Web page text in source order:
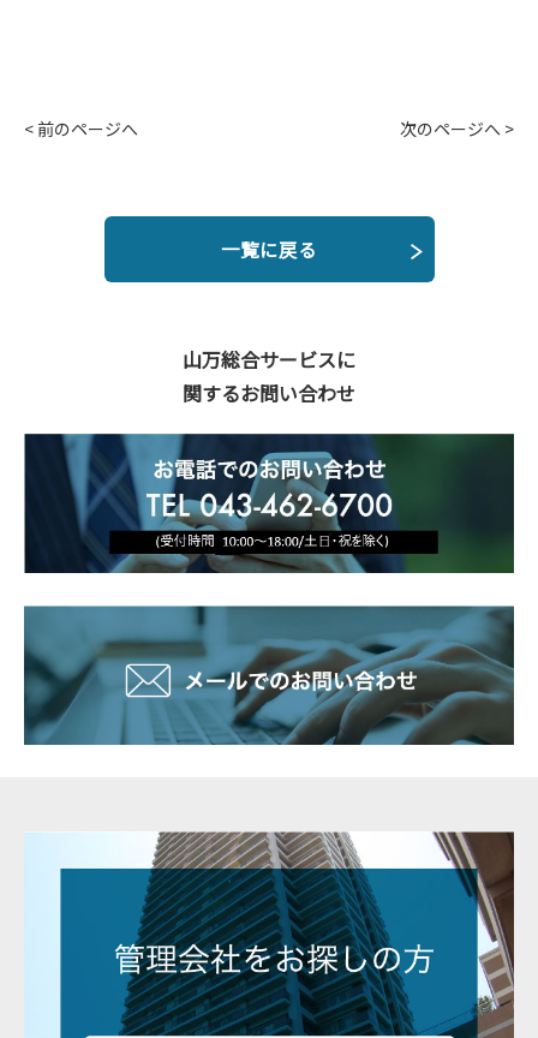
< 前のページへ 次のページへ >
一覧に戻る
山万総合サービスに
関するお問い合わせ